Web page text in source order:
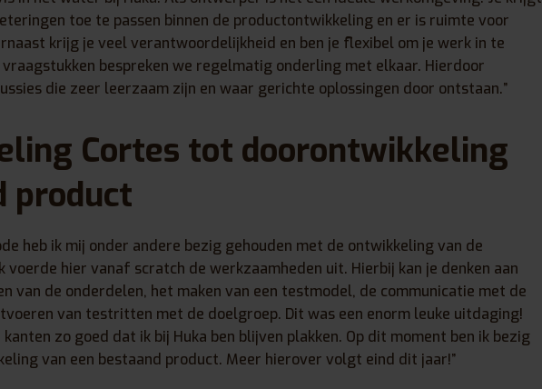
toe te passen binnen de productontwikkeling en er is ruimte voor
krijg je veel verantwoordelijkheid en ben je flexibel om je werk in te
vraagstukken bespreken we regelmatig onderling met elkaar. Hierdoor
die zeer leerzaam zijn en waar gerichte oplossingen door ontstaan.”
Cortes tot doorontwikkeling
product
heb ik mij onder andere bezig gehouden met de ontwikkeling van de
voerde hier vanaf scratch de werkzaamheden uit. Hierbij kan je denken aan
van de onderdelen, het maken van een testmodel, de communicatie met de
van testritten met de doelgroep. Dit was een enorm leuke uitdaging!
zo goed dat ik bij Huka ben blijven plakken. Op dit moment ben ik bezig
van een bestaand product. Meer hierover volgt eind dit jaar!”